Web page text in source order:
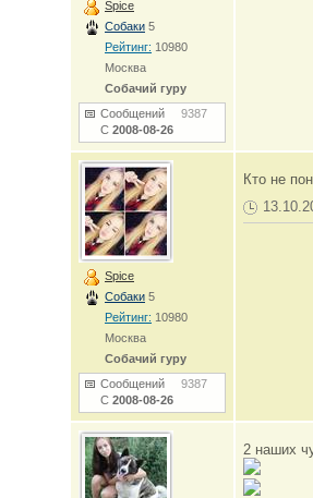
Spice
Собаки 5
Рейтинг: 10980
Москва
Собачий гуру
Сообщений 9387
С 2008-08-26
Spice
Собаки 5
Рейтинг: 10980
Москва
Собачий гуру
Сообщений 9387
С 2008-08-26
Кто не
2 наших